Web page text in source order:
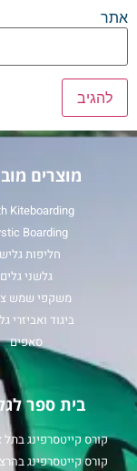
אתר
מוצרים
Kiteboarding
Boarding
חליפות
גלשני גלים
משקפי שמש
ביגוד ואביזרי
סאפים
בית ספר
קורס קייטסרפינג בתל
קורס קייטסרפינג